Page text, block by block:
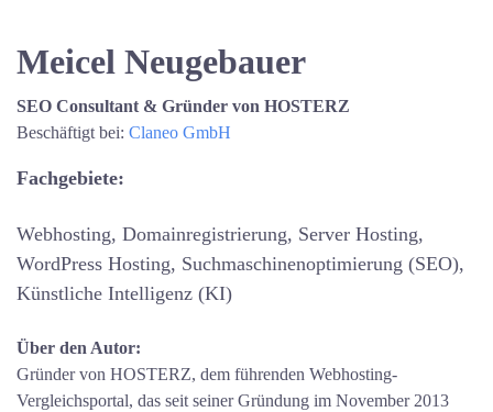
Meicel Neugebauer
SEO Consultant & Gründer von HOSTERZ
Beschäftigt bei: Claneo GmbH
Fachgebiete:
Webhosting, Domainregistrierung, Server Hosting,
WordPress Hosting, Suchmaschinenoptimierung (SEO),
Künstliche Intelligenz (KI)
Über den Autor:
Gründer von HOSTERZ, dem führenden Webhosting-
Vergleichsportal, das seit seiner Gründung im November 2013